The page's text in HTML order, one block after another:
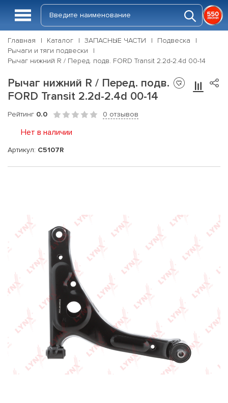
Главная Каталог ЗАПАСНЫЕ ЧАСТИ
Подвеска
Рычаги и тяги подвески
Рычаг нижний R / Перед. подв. FORD Transit 2.2d-2.4d 00-14
Рычаг нижний R / Перед. подв.
FORD Transit 2.2d-2.4d 00-14
Рейтинг 0.0 0 отзывов
Нет в наличии
Артикул: C5107R